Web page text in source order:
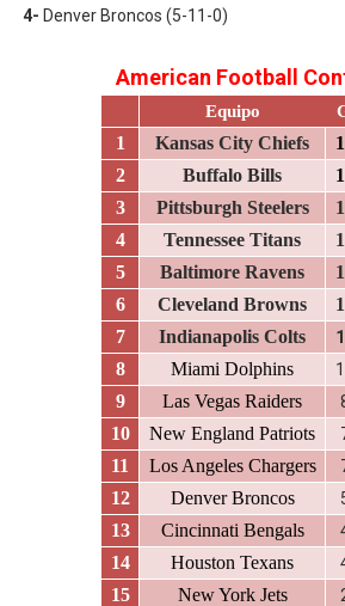
4- Denver Broncos (5-11-0)
American Football
Equipo
1 Kansas City Chiefs
2
Buffalo Bills
3
Pittsburgh Steelers
4
Tennessee Titans
5
Baltimore Ravens
6
Cleveland Browns
7
Indianapolis Colts
8
Miami Dolphins
9
Las Vegas Raiders
10
New England Patriots
11
Los Angeles Chargers
12
Denver Broncos
13
Cincinnati Bengals
14 Houston Texans
15 New York Jets